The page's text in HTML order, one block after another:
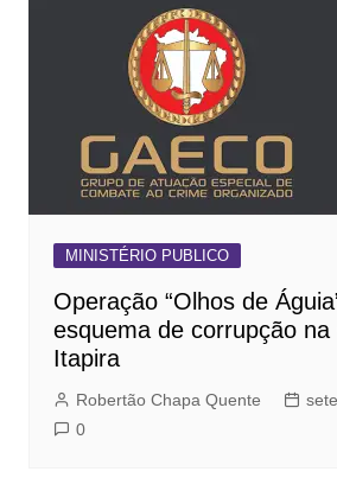
MINISTÉRIO PUBLICO
Operação “Olhos de
esquema de corrupção na
Itapira
Robertão Chapa Quente
0